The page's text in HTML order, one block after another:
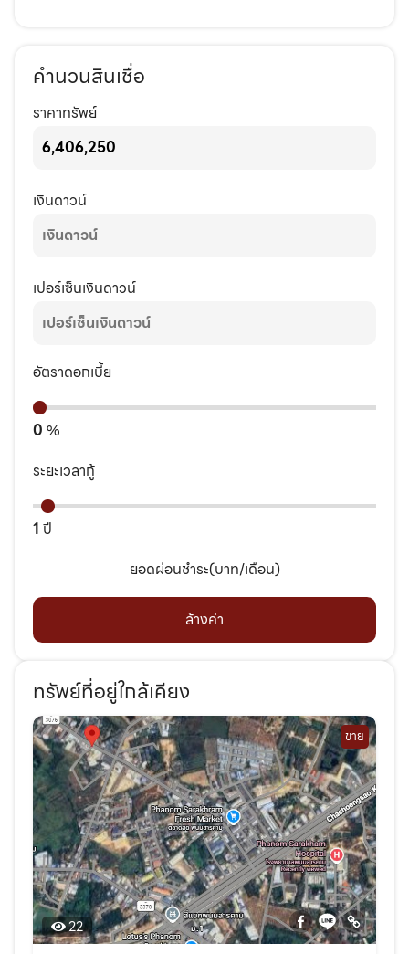
คำนวนสินเชื่อ
ราคาทรัพย์
เงินดาวน์
เปอร์เซ็นเงินดาวน์
อัตราดอกเบี้ย
0 %
ระยะเวลากู้
1 ปี
ยอดผ่อนชำระ(บาท/เดือน)
ล้างค่า
ทรัพย์ที่อยู่ใกล้เคียง
ขาย
22